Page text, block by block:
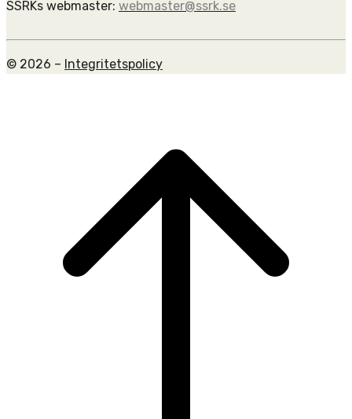
SSRKs webmaster: webmaster@ssrk.se
© 2026 – Integritetspolicy